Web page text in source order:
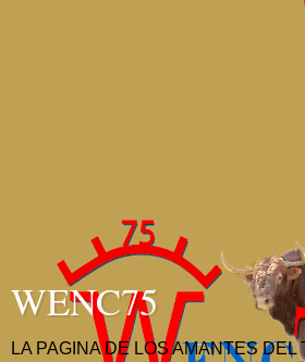
WENC75
LA PAGINA DE LOS AMANTES DEL